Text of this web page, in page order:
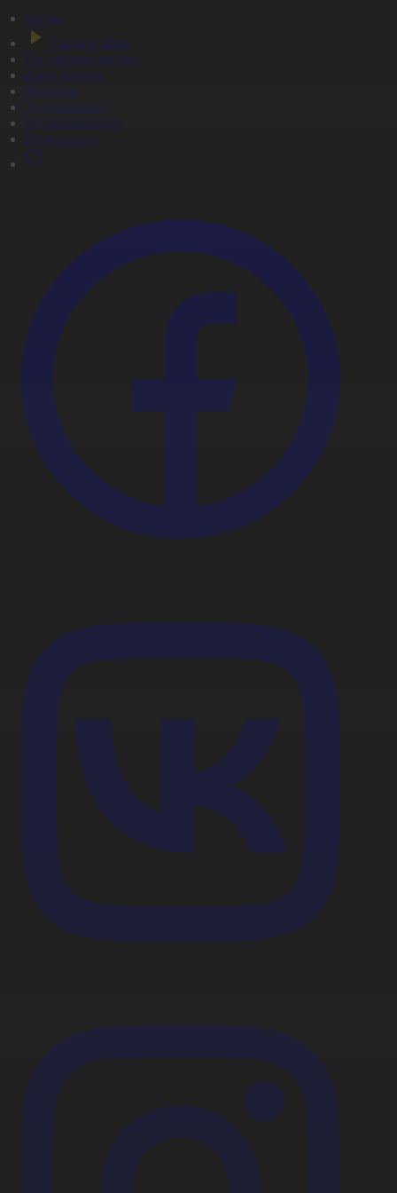
Басты
Тікелей эфир
Бағдарлама кестесі
Жаңалықтар
Жобалар
Телехикаялар
Мультсериалдар
Видеоархив